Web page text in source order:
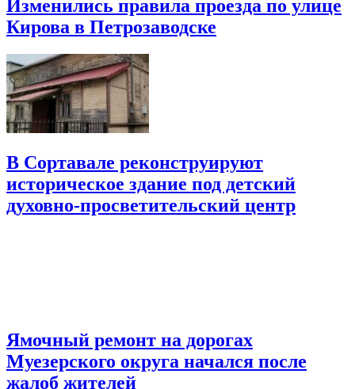
Изменились правила проезда по улице
Кирова в Петрозаводске
В Сортавале реконструируют
историческое здание под детский
духовно-просветительский центр
Ямочный ремонт на дорогах
Муезерского округа начался после
жалоб жителей